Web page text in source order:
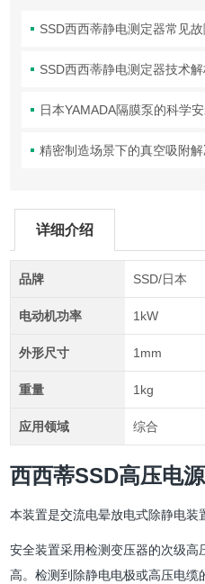
SSD西西蒂静电测定器常见
SSD西西蒂静电测定器技术
日本YAMADA隔膜泵的科学
详细介绍
品牌 SSD/日本
电动机功率 1kW
外形尺寸 1mm
重量 1kg
应用领域 综合
西西蒂SSD高压电源
本装置是交流电晕放电式除静电装
安全装置采用检测变压器的次级高
高。检测到除静电电极或高压电缆